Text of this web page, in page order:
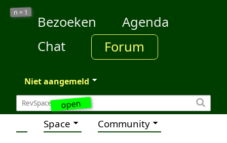
open
n = 1
Bezoeken
Agenda
Chat
Forum
Niet aangemeld
Space Community